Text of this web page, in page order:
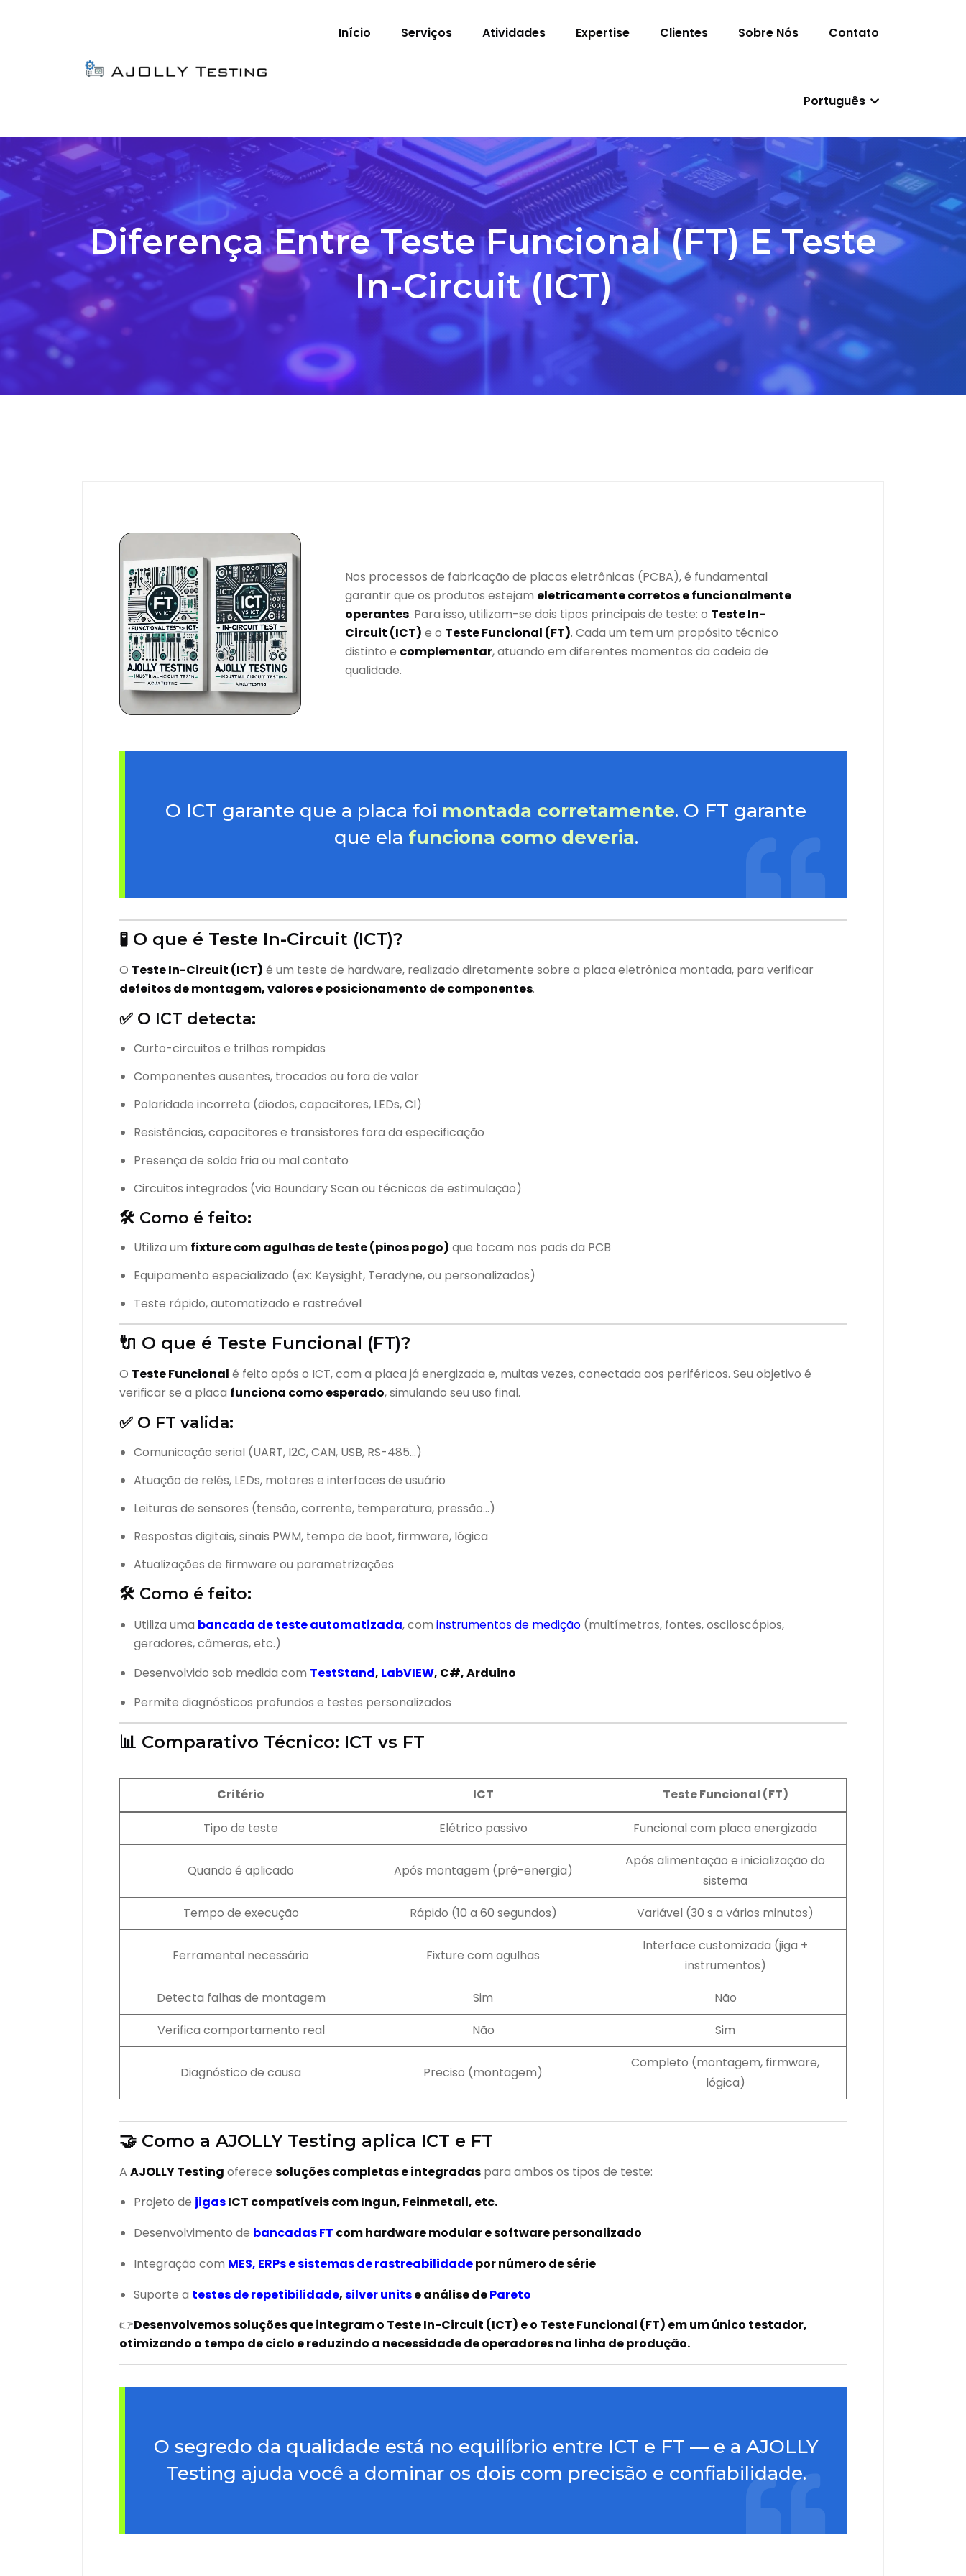
Início Serviços Atividades Expertise Clientes Sobre Nós Contato
Português
Diferença Entre Teste Funcional (FT) E Teste
In-Circuit (ICT)
Nos processos de fabricação de placas eletrônicas (PCBA), é fundamental
garantir que os produtos estejam eletricamente corretos e funcionalmente
operantes. Para isso, utilizam-se dois tipos principais de teste: o Teste In-
Circuit (ICT) e o Teste Funcional (FT). Cada um tem um propósito técnico
distinto e complementar, atuando em diferentes momentos da cadeia de
qualidade.
O ICT garante que a placa foi montada corretamente. O FT garante
que ela funciona como deveria.
🧪 O que é Teste In-Circuit (ICT)?
O Teste In-Circuit (ICT) é um teste de hardware, realizado diretamente sobre a placa eletrônica montada, para verificar
defeitos de montagem, valores e posicionamento de componentes.
✅ O ICT detecta:
Curto-circuitos e trilhas rompidas
Componentes ausentes, trocados ou fora de valor
Polaridade incorreta (diodos, capacitores, LEDs, CI)
Resistências, capacitores e transistores fora da especificação
Presença de solda fria ou mal contato
Circuitos integrados (via Boundary Scan ou técnicas de estimulação)
🛠️ Como é feito:
Utiliza um fixture com agulhas de teste (pinos pogo) que tocam nos pads da PCB
Equipamento especializado (ex: Keysight, Teradyne, ou personalizados)
Teste rápido, automatizado e rastreável
🔌 O que é Teste Funcional (FT)?
O Teste Funcional é feito após o ICT, com a placa já energizada e, muitas vezes, conectada aos periféricos. Seu objetivo é
verificar se a placa funciona como esperado, simulando seu uso final.
✅ O FT valida:
Comunicação serial (UART, I2C, CAN, USB, RS-485…)
Atuação de relés, LEDs, motores e interfaces de usuário
Leituras de sensores (tensão, corrente, temperatura, pressão…)
Respostas digitais, sinais PWM, tempo de boot, firmware, lógica
Atualizações de firmware ou parametrizações
🛠️ Como é feito:
Utiliza uma bancada de teste automatizada, com instrumentos de medição (multímetros, fontes, osciloscópios,
geradores, câmeras, etc.)
Desenvolvido sob medida com TestStand, LabVIEW, C#, Arduino
Permite diagnósticos profundos e testes personalizados
📊 Comparativo Técnico: ICT vs FT
Critério ICT Teste Funcional (FT)
Tipo de teste Elétrico passivo Funcional com placa energizada
Quando é aplicado Após montagem (pré-energia)
Após alimentação e inicialização do
sistema
Tempo de execução
Rápido (10 a 60 segundos) Variável (30 s a vários minutos)
Ferramental necessário Fixture com agulhas
Interface customizada (jiga +
instrumentos)
Detecta falhas de montagem
Sim
Não
Verifica comportamento real
Não Sim
Diagnóstico de causa Preciso (montagem)
Completo (montagem, firmware,
lógica)
🤝 Como a AJOLLY Testing aplica ICT e FT
A AJOLLY Testing oferece soluções completas e integradas para ambos os tipos de teste:
Projeto de jigasICT compatíveis com Ingun, Feinmetall, etc.
Desenvolvimento de bancadas FT com hardware modular e software personalizado
Integração com MES, ERPs e sistemas de rastreabilidadepor número de série
Suporte a testes de repetibilidade,silver unitse análise dePareto
👉Desenvolvemos soluções que integram o Teste In-Circuit (ICT) e o Teste Funcional (FT) em um único testador,
otimizando o tempo de ciclo e reduzindo a necessidade de operadores na linha de produção.
O segredo da qualidade está no equilíbrio entre ICT e FT — e a AJOLLY
Testing ajuda você a dominar os dois com precisão e confiabilidade.